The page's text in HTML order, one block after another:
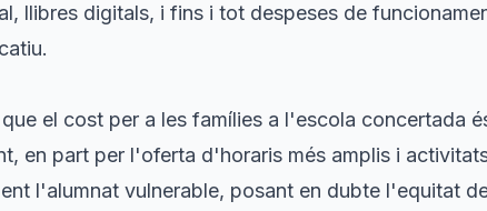
llibres digitals, i fins i tot despeses de
el cost per a les famílies a l'escola concertada
en part per l'oferta d'horaris més amplis i
l'alumnat vulnerable, posant en dubte l'equitat